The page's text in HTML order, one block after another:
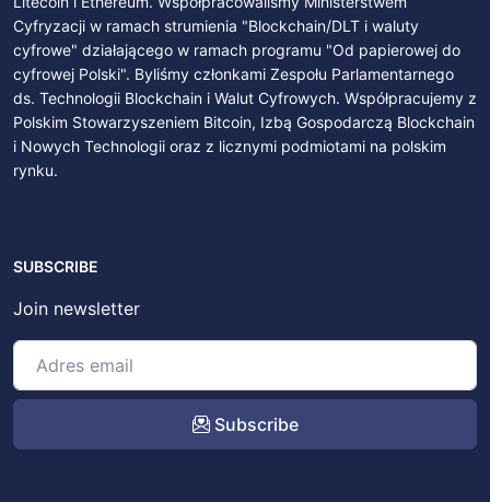
Cyfryzacji w ramach strumienia "Blockchain/DLT i waluty
cyfrowe" działającego w ramach programu "Od papierowej do
cyfrowej Polski". Byliśmy członkami Zespołu Parlamentarnego
ds. Technologii Blockchain i Walut Cyfrowych. Współpracujemy z
Polskim Stowarzyszeniem Bitcoin, Izbą Gospodarczą Blockchain
i Nowych Technologii oraz z licznymi podmiotami na polskim
rynku.
SUBSCRIBE
Join newsletter
Subscribe